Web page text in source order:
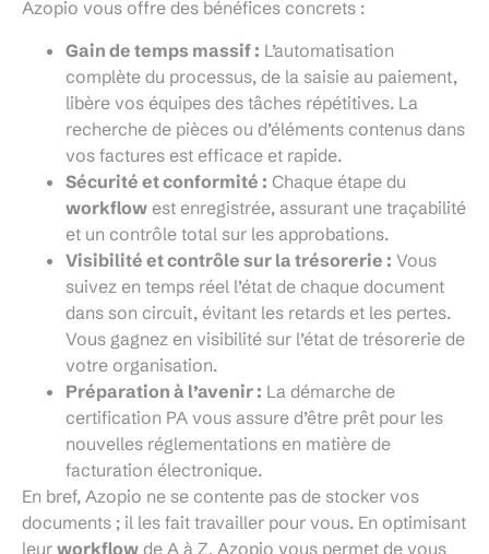
Azopio vous offre des bénéfices concrets :
Gain de temps massif : L’automatisation
complète du processus, de la saisie au paiement,
libère vos équipes des tâches répétitives. La
recherche de pièces ou d’éléments contenus dans
vos factures est efficace et rapide.
Sécurité et conformité : Chaque étape du
workflow est enregistrée, assurant une traçabilité
et un contrôle total sur les approbations.
Visibilité et contrôle sur la trésorerie : Vous
suivez en temps réel l’état de chaque document
dans son circuit, évitant les retards et les pertes.
Vous gagnez en visibilité sur l’état de trésorerie de
votre organisation.
Préparation à l’avenir : La démarche de
certification PA vous assure d’être prêt pour les
nouvelles réglementations en matière de
facturation électronique.
En bref, Azopio ne se contente pas de stocker vos
documents ; il les fait travailler pour vous. En optimisant
leur workflow de A à Z, Azopio vous permet de vous